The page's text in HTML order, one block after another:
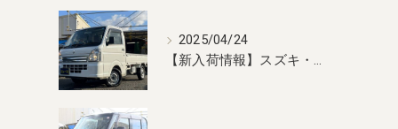
2025/04/24
【新入荷情報】スズキ・キャリィ 入荷しました！